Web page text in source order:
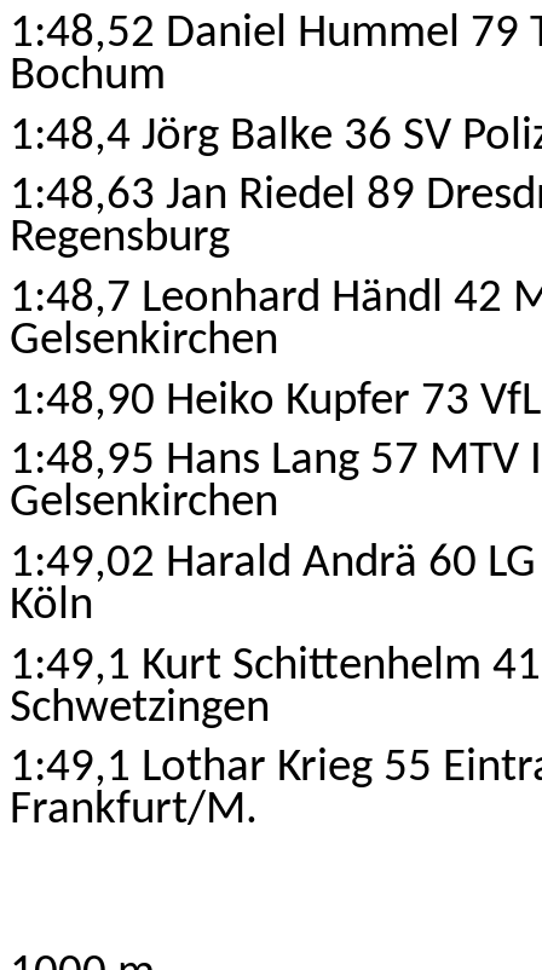
1:48,52 Daniel Hummel 79
Bochum
1:48,4 Jörg Balke 36 SV
1:48,63 Jan Riedel 89
Regensburg
1:48,7 Leonhard Händl 42
Gelsenkirchen
1:48,90 Heiko Kupfer 73
1:48,95 Hans Lang 57
Gelsenkirchen
1:49,02 Harald Andrä 60
Köln
1:49,1 Kurt Schittenhelm
Schwetzingen
1:49,1 Lothar Krieg 55
Frankfurt/M.